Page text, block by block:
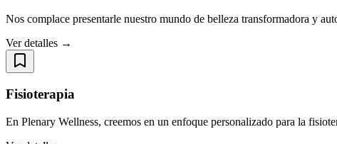
Nos complace presentarle nuestro mundo de belleza transformadora y
Ver detalles →
Fisioterapia
En Plenary Wellness, creemos en un enfoque personalizado para la